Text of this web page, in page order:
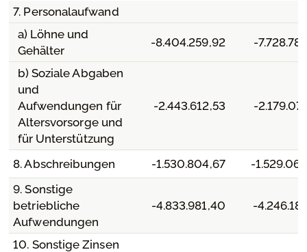
7. Personalaufwand
a) Löhne und
Gehälter
-8.404.259,92 -
b) Soziale Abgaben
und
Aufwendungen für
Altersvorsorge und
für Unterstützung
-2.443.612,53 -
8. Abschreibungen -1.530.804,67
-
9. Sonstige
betriebliche
Aufwendungen
-4.833.981,40 -
10. Sonstige Zinsen